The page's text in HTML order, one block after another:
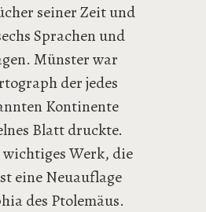
seiner Zeit und
Sprachen und
Münster war
der jedes
Kontinente
Blatt druckte.
wichtiges Werk, die
eine Neuauflage
des Ptolemäus.